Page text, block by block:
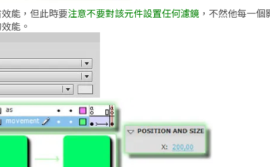
能，但此時要注意不要對該元件設置任何濾鏡 ，不然他每一
能。